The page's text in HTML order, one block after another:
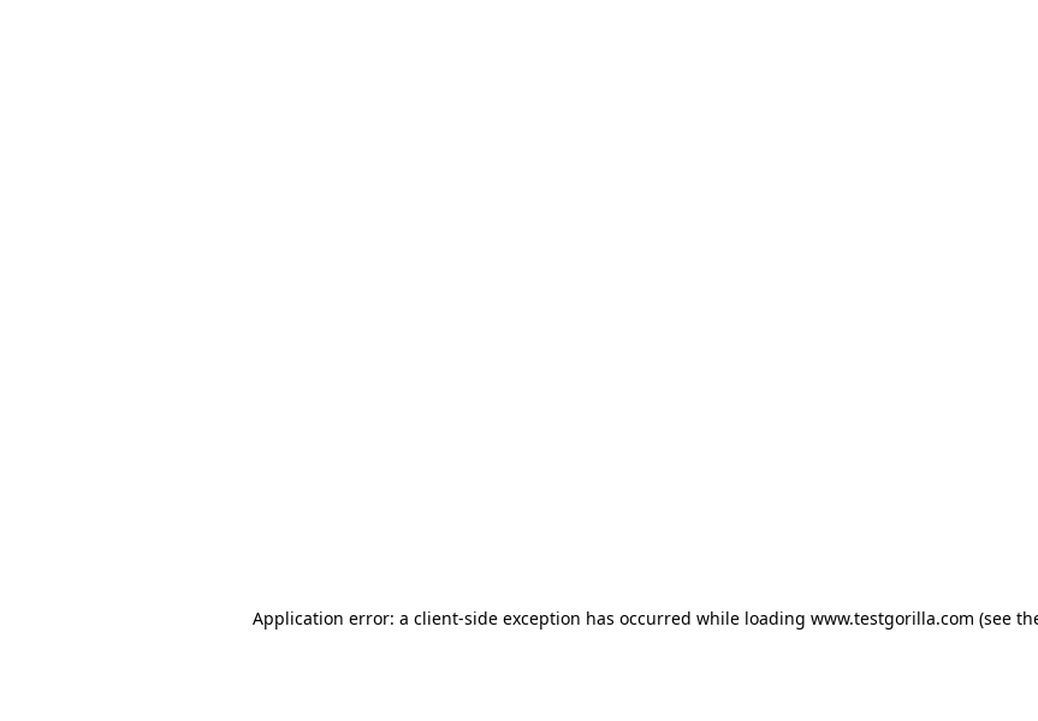
Application error: a client-side exception has occurred while loading www.testgorilla.com (see